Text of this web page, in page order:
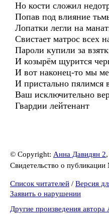
Но кости сложил
Попав под влияние
Лопатки легли на
Свистает матрос всех
Пароли купили за
И козырём щурится
И вот наконец-то мы
И пристально пялимся
Ваш исключительно
Гвардии лейтенант
© Copyright: Анна Давидян 2
Свидетельство о
Список читателей / Версия
Заявить о нарушении
Другие произведения